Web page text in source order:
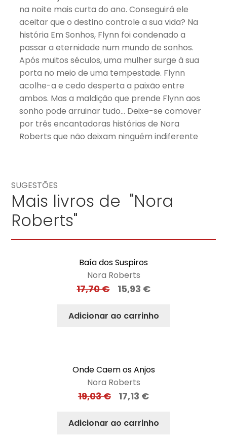
na noite mais curta do ano. Conseguirá ele
aceitar que o destino controle a sua vida? Na
história Em Sonhos, Flynn foi condenado a
passar a eternidade num mundo de sonhos.
Após muitos séculos, uma mulher surge à sua
porta no meio de uma tempestade. Flynn
acolhe-a e cedo desperta a paixão entre
ambos. Mas a maldição que prende Flynn aos
sonho pode arruinar tudo… Deixe-se comover
por três encantadoras histórias de Nora
Roberts que não deixam ninguém indiferente
SUGESTÕES
Mais livros de "Nora
Roberts"
Baía dos Suspiros
Nora Roberts
17,70€ 15,93 €
Adicionar ao carrinho
Onde Caem os Anjos
Nora Roberts
19,03€ 17,13 €
Adicionar ao carrinho